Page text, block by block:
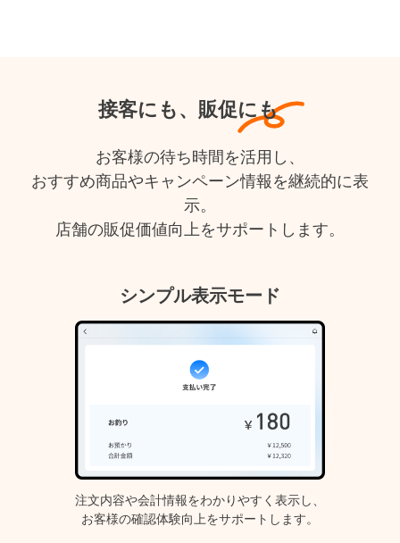
接客にも、販促にも
お客様の待ち時間を活用し、
おすすめ商品やキャンペーン情報を継続的に表
示。
店舗の販促価値向上をサポートします。
シンプル表示モード
注文内容や会計情報をわかりやすく表示し、
お客様の確認体験向上をサポートします。